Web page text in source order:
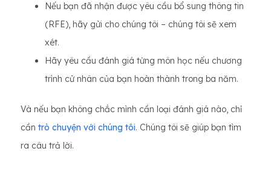
Nếu bạn đã nhận được yêu cầu bổ sung thông tin
(RFE), hãy gửi cho chúng tôi – chúng tôi sẽ xem
xét.
Hãy yêu cầu đánh giá từng môn học nếu chương
trình cử nhân của bạn hoàn thành trong ba năm.
Và nếu bạn không chắc mình cần loại đánh giá nào, chỉ
cần trò chuyện với chúng tôi. Chúng tôi sẽ giúp bạn tìm
ra câu trả lời.